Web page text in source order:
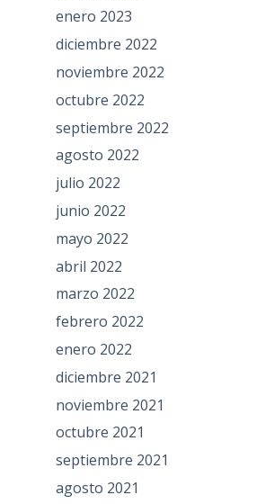
enero 2023
diciembre 2022
noviembre 2022
octubre 2022
septiembre 2022
agosto 2022
julio 2022
junio 2022
mayo 2022
abril 2022
marzo 2022
febrero 2022
enero 2022
diciembre 2021
noviembre 2021
octubre 2021
septiembre 2021
agosto 2021